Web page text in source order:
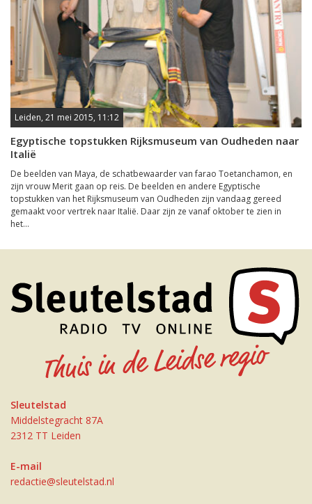
Leiden, 21 mei 2015, 11:12
Egyptische topstukken Rijksmuseum van Oudheden naar
Italië
De beelden van Maya, de schatbewaarder van farao Toetanchamon, en
zijn vrouw Merit gaan op reis. De beelden en andere Egyptische
topstukken van het Rijksmuseum van Oudheden zijn vandaag gereed
gemaakt voor vertrek naar Italië. Daar zijn ze vanaf oktober te zien in
het...
Sleutelstad
Middelstegracht 87A
2312 TT Leiden
E-mail
redactie@sleutelstad.nl